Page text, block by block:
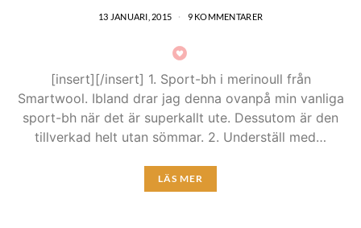
13 JANUARI, 2015 9 KOMMENTARER
[insert][/insert] 1. Sport-bh i merinoull från
Smartwool. Ibland drar jag denna ovanpå min vanliga
sport-bh när det är superkallt ute. Dessutom är den
tillverkad helt utan sömmar. 2. Underställ med…
LÄS MER